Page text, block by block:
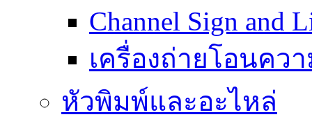
Channel Sign and
เครื่องถ่ายโอนคว
หัวพิมพ์และอะไหล่